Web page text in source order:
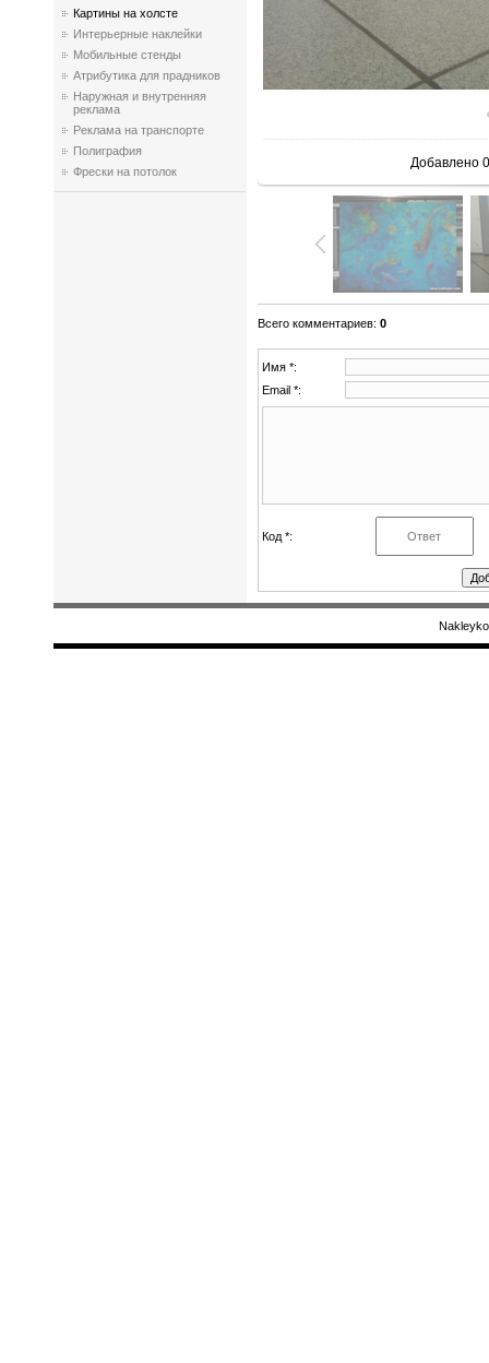
Картины на холсте
Интерьерные наклейки
Мобильные стенды
Атрибутика для прадников
Наружная и внутренняя
реклама
Реклама на транспорте
Полиграфия
Фрески на потолок
Добавлено
Всего комментариев: 0
Имя *:
Email *:
Код *: